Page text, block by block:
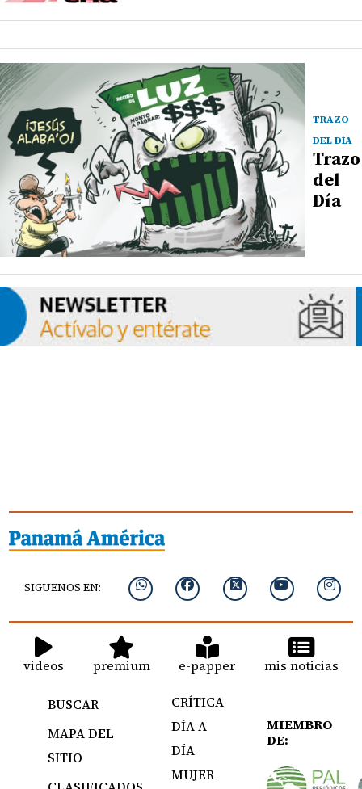
TRAZO
DEL DÍA
Trazo
del
Día
SIGUENOS EN:
videos premium e-papper mis noticias
BUSCAR
MAPA DEL
SITIO
CRÍTICA
DÍA A
DÍA
MUJER
MIEMBRO
DE: